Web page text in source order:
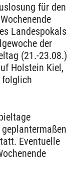
für den
Landespokals
der
(21.-23.08.)
Holstein Kiel,
folglich
Eventuelle